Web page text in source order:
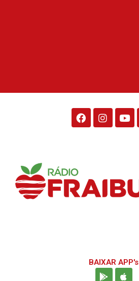
BAIXAR APP's